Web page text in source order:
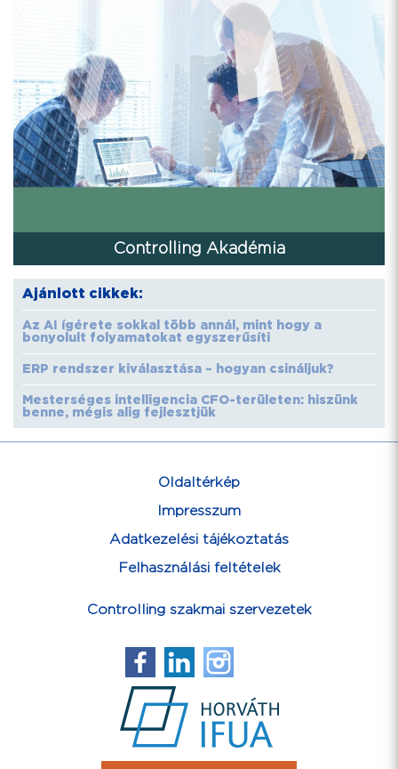
Controlling Akadémia
Ajánlott cikkek:
Az AI ígérete sokkal több annál, mint hogy a
bonyolult folyamatokat egyszerűsíti
ERP rendszer kiválasztása – hogyan csináljuk?
Mesterséges intelligencia CFO-területen: hiszünk
benne, mégis alig fejlesztjük
Oldaltérkép
Impresszum
Adatkezelési tájékoztatás
Felhasználási feltételek
Controlling szakmai szervezetek